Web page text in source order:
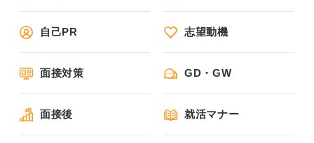
自己PR 志望動機
面接対策 GD・GW
面接後 就活マナー